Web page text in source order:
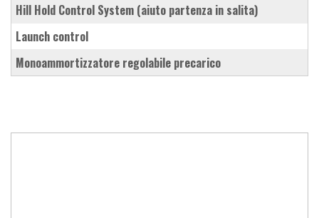
Hill Hold Control System (aiuto partenza in salita)
launch control
monoammortizzatore regolabile precarico